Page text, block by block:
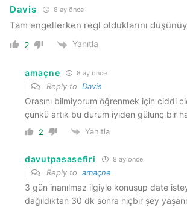
Davis 8 ay önce
Tam engellerken regl olduklarını
2 Yanıtla
amaçne 8 ay önce
Reply to Davis
Orasını bilmiyorum öğrenmek için ciddi
çünkü artık bu durum iyiden gülünç bir
2 Yanıtla
davutpasasefiri 8 ay önce
Reply to amaçne
3 gün inanılmaz ilgiyle konuşup date
dağıldıktan 30 dk sonra hiçbir şey